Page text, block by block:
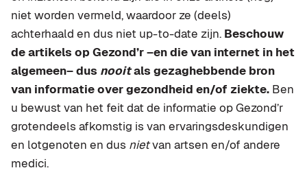
niet worden vermeld, waardoor ze (deels)
achterhaald en dus niet up-to-date zijn. Beschouw
de artikels op Gezond’r –en die van internet in het
algemeen– dus nooitals gezaghebbende bron
van informatie over gezondheid en/of ziekte. Ben
u bewust van het feit dat de informatie op Gezond’r
grotendeels afkomstig is van ervaringsdeskundigen
en lotgenoten en dus nietvan artsen en/of andere
medici.